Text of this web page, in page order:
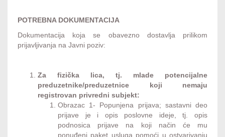
POTREBNA DOKUMENTACIJA
Dokumentacija koja se obavezno dostavlja prilikom
prijavljivanja na Javni poziv:
Za fizička lica, tj. mlade potencijalne
preduzetnike/preduzetnice koji nemaju
registrovan privredni subjekt:
Obrazac 1- Popunjena prijava; sastavni deo
prijave je i opis poslovne ideje, tj. opis
podnosica prijave na koji način će mu
ponuđeni paket usluga pomoći u ostvarivanju